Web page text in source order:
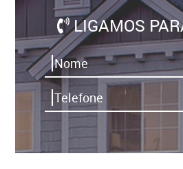
LIGAMOS